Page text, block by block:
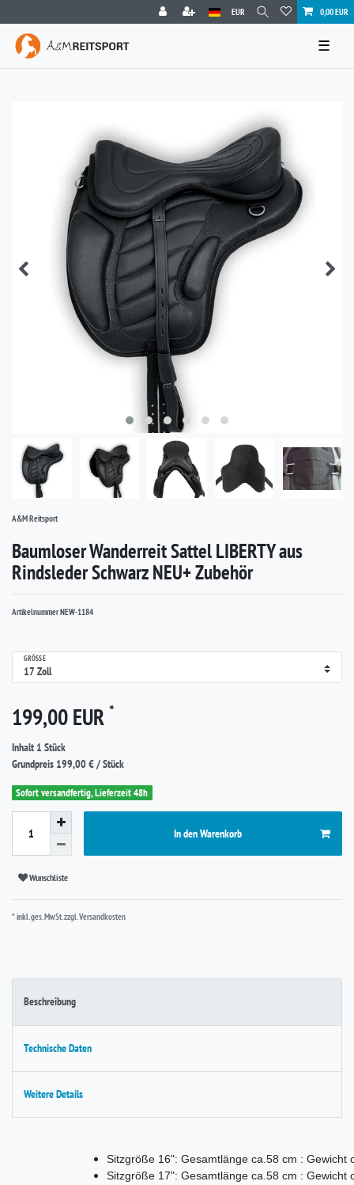
EUR 0,00 EUR
☰
A&M Reitsport
Baumloser Wanderreit Sattel LIBERTY aus
Rindsleder Schwarz NEU+ Zubehör
ArtikelnummerNEW-1184
GRÖSSE
199,00 EUR *
Inhalt 1 Stück
Grundpreis 199,00 € / Stück
Sofort versandfertig, Lieferzeit 48h
In den Warenkorb
Wunschliste
* inkl. ges. MwSt. zzgl.Versandkosten
Beschreibung
Technische Daten
Weitere Details
Sitzgröße 16": Gesamtlänge ca.58 cm : Gewicht
Sitzgröße 17": Gesamtlänge ca.58 cm : Gewicht